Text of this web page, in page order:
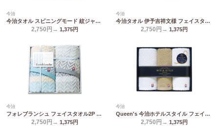
今治
今治タオル スピニングモード 紋ジャガードフェイスタオル2P SPT02749M
2,750円→ 1,375円
今治
今治タオル 伊予吉祥文様 フェイスタオル2P&ウォッシュタオル IM2545
2,750円→ 1,375円
今治
フォレブランシュ フェイスタオル2P HBM-2509
2,750円→ 1,375円
今治
Queen's 今治ホテルスタイル フェイスタオル2P&ハンドタオル TQS2507713
2,750円→ 1,375円